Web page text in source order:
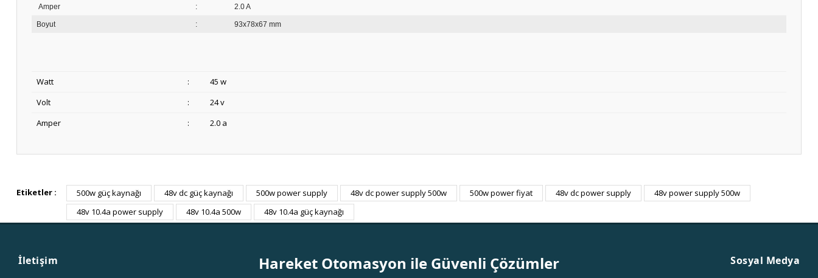
Amper : 2.0 A
Boyut : 93x78x67 mm
Watt :
45 w
Volt
:
24 v
Amper
: 2.0 a
Bu ürüne ilk yorumu siz yapın!
Etiketler : 500w güç kaynağı 48v dc güç kaynağı 500w power supply 48v dc power supply 500w 500w power fiyat 48v dc power supply
48v power supply 500w
48v 10.4a power supply
48v 10.4a 500w 48v 10.4a güç kaynağı
İletişim Hareket Otomasyon ile Güvenli Çözümler Sosyal Medya